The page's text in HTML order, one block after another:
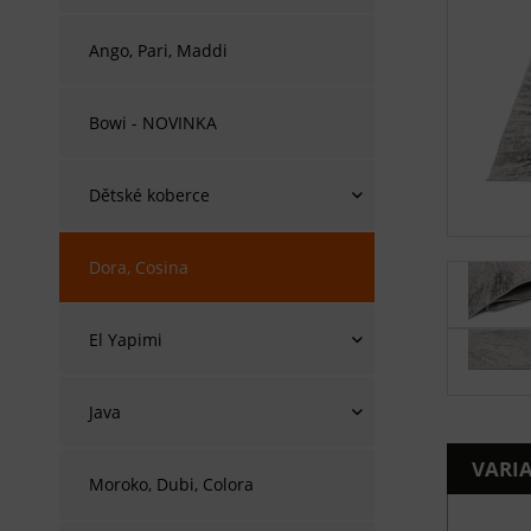
Ango, Pari, Maddi
Bowi - NOVINKA
Dětské koberce
Dora, Cosina
El Yapimi
Java
Moroko, Dubi, Colora